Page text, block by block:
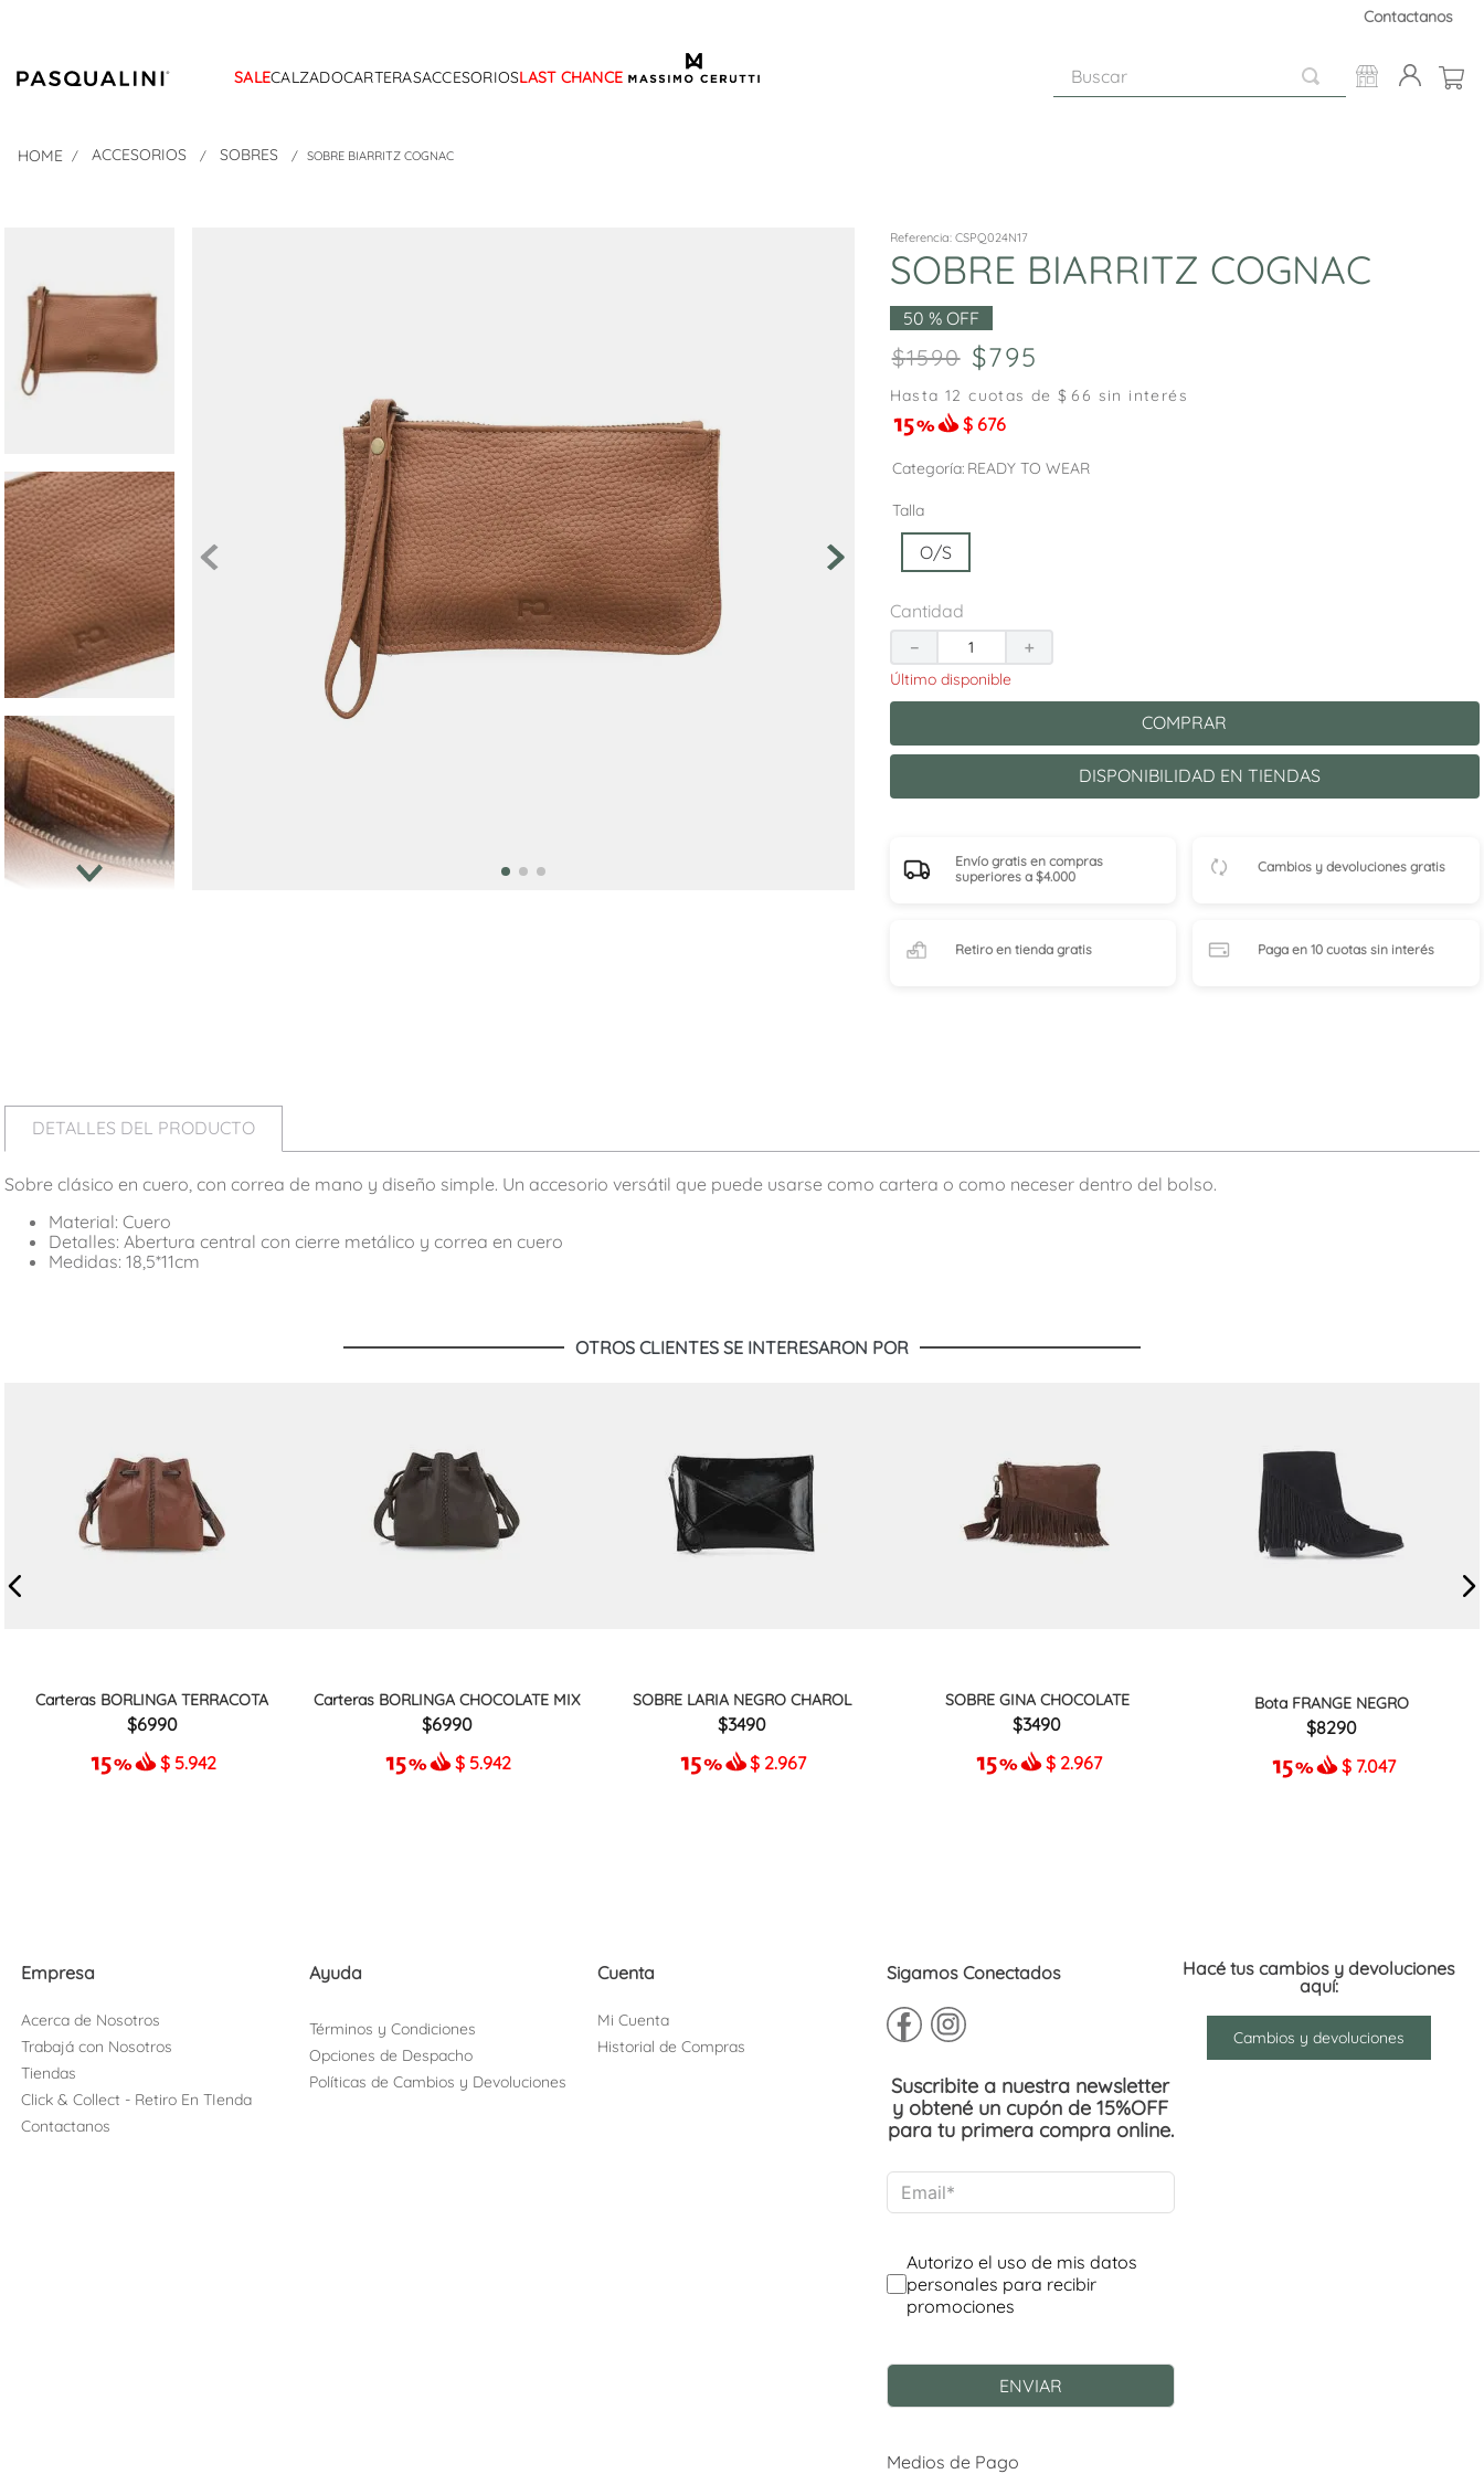
Contactanos
SALECALZADOCARTERASACCESORIOSLAST CHANCE
ACCESORIOS SOBRES SOBRE BIARRITZ COGNAC
Referencia: CSPQ024N17
SOBRE BIARRITZ COGNAC
50 % OFF
1590 795
Hasta 12 cuotas de $ 66 sin interés
$ 676
Categoría READY TO WEAR
Talla
O/S
Cantidad
＋
－
COMPRAR
DISPONIBILIDAD EN TIENDAS
Envío gratis en compras
superiores a $4.000
Cambios y devoluciones gratis
Retiro en tienda gratis Paga en 10 cuotassin interés
DETALLES DEL PRODUCTO
Sobre clásico en cuero, con correa de mano y diseño simple. Un accesorio versátil que puede usarse como cartera o como neceser dentro del bolso.
Material: Cuero
Detalles: Abertura central con cierre metálico y correa en cuero
Medidas: 18,5*11cm
OTROS CLIENTES SE INTERESARON POR
Carteras BORLINGA TERRACOTA
6990
$ 5.942
Carteras BORLINGA CHOCOLATE MIX
6990
$ 5.942
SOBRE LARIA NEGRO CHAROL
3490
$ 2.967
SOBRE GINA CHOCOLATE
3490
$ 2.967
Bota FRANGE NEGRO
8290
$ 7.047
Empresa
Acerca de Nosotros
Trabajá con Nosotros
Tiendas
Click & Collect - Retiro En TIenda
Contactanos
Ayuda
Términos y Condiciones
Opciones de Despacho
Políticas de Cambios y Devoluciones
Cuenta
Mi Cuenta
Historial de Compras
Sigamos Conectados
Suscribite a nuestra newsletter
y obtené un cupón de 15%OFF
para tu primera compra online.
Medios de Pago
Hacé tus cambios y devoluciones
aquí:
Cambios y devoluciones
8.
tina
9.
adelaida
10. sneakers